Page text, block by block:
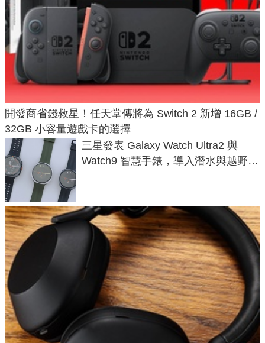
開發商省錢救星！任天堂傳將為 Switch 2 新增 16GB /
32GB 小容量遊戲卡的選擇
三星發表 Galaxy Watch Ultra2 與
Watch9 智慧手錶，導入潛水與越野跑